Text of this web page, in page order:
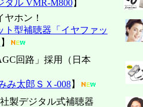
タル VMR-M800】
ヤホン！
ト型補聴器「イヤファッ
】
回路」採用（日本
み太郎ＳＸ-008】
製デジタル式補聴器